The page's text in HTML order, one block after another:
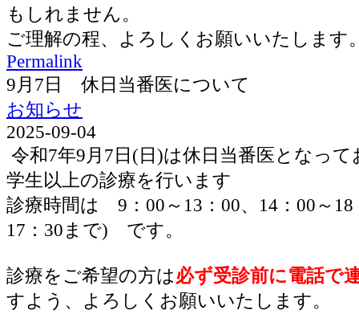
もしれません。
ご理解の程、よろしくお願いいたします
Permalink
9月7日 休日当番医について
お知らせ
2025-09-04
令和7年9月7日(日)は休日当番医となっ
学生以上の診療を行います
診療時間は 9：00～13：00、14：00～
17：30まで) です。
診療をご希望の方は必ず受診前に電話で
すよう、よろしくお願いいたします。